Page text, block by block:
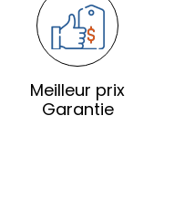
Meilleur prix
Garantie